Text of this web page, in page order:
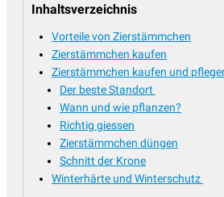
Inhaltsverzeichnis
Vorteile von Zierstämmchen
Zierstämmchen kaufen
Zierstämmchen kaufen und
Der beste Standort
Wann und wie pflanzen?
Richtig giessen
Zierstämmchen düngen
Schnitt der Krone
Winterhärte und Winterschutz